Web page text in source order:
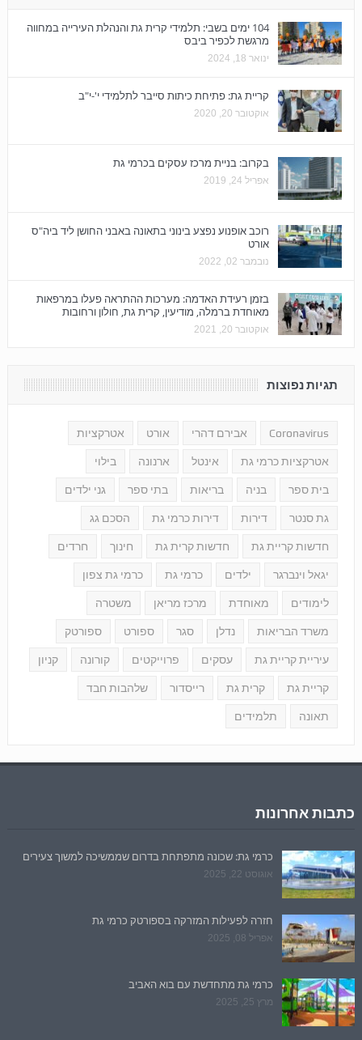
104 ימים בשבי: תלמידי קרית גת והנהלת העירייה במחווה
מרגשת לכפיר ביבס
ינואר 18, 2024
קריית גת: פתיחת כיתות סייבר לתלמידי י'-י"ב
אוקטובר 20, 2020
בקרוב: בניית מרכז עסקים בכרמי גת
אפריל 24, 2019
רוכב אופנוע נפצע בינוני בתאונה באבני החושן ליד ביה"ס
אורט
נובמבר 02, 2022
בזמן רעידת האדמה: מערכות ההתראה פעלו במרפאות
מאוחדת ברמלה, מודיעין, קרית גת, חולון ורחובות
אוקטובר 20, 2021
תגיות נפוצות
Coronavirus אבירם דהרי אורט אטרקציות
אטרקציות כרמי גת אינטל ארנונה בילוי
בית ספר בניה בריאות בתי ספר גני ילדים
גת סנטר דירות דירות כרמי גת הסכם גג
חדשות קריית גת חדשות קרית גת חינוך חרדים
יגאל וינברגר ילדים כרמי גת כרמי גת צפון
לימודים מאוחדת מרכז מריאן משטרה
משרד הבריאות נדלן סגר ספורט ספורטק
עיריית קריית גת עסקים פרוייקטים קורונה קניון
קריית גת קרית גת רייסדור שלהבות חבד
תאונה תלמידים
כתבות אחרונות
כרמי גת: שכונה מתפתחת בדרום שממשיכה למשוך צעירים
אוגוסט 22, 2025
חזרה לפעילות המזרקה בספורטק כרמי גת
אפריל 08, 2025
כרמי גת מתחדשת עם בוא האביב
מרץ 25, 2025